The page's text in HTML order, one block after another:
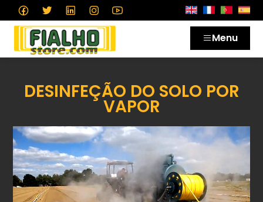
Menu
DESINFEÇÃO DO SOLO POR
VAPOR